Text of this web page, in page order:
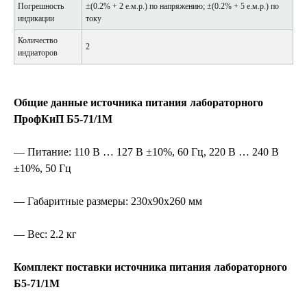
Погрешность
индикации
±(0.2% + 2 е.м.р.) по напряжению; ±(0.2% + 5 е.м.р.) по
току
Количество
индиаторов
2
Общие данные источника питания лабораторного
ПрофКиП Б5-71/1М
— Питание: 110 В … 127 В ±10%, 60 Гц, 220 В … 240 В
±10%, 50 Гц
— Габаритные размеры: 230х90х260 мм
— Вес: 2.2 кг
Комплект поставки источника питания лабораторного
Б5-71/1М